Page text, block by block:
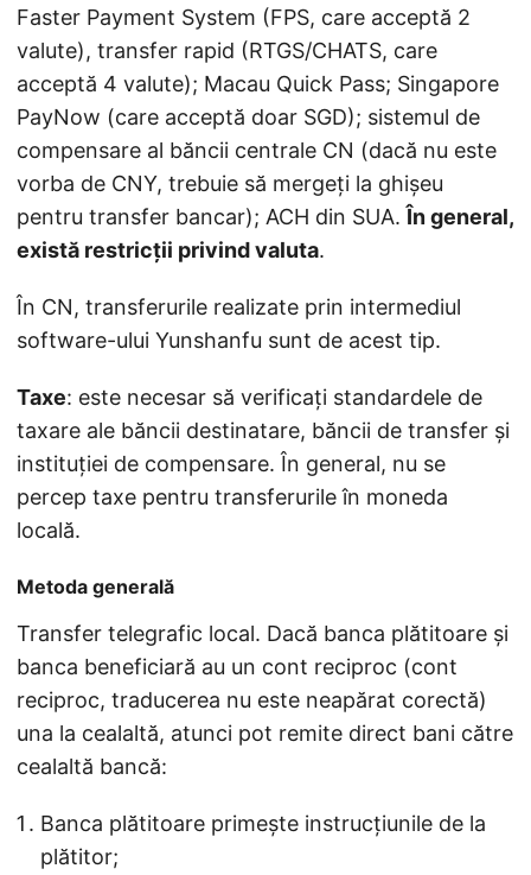
Faster Payment System (FPS, care acceptă 2
valute), transfer rapid (RTGS/CHATS, care
acceptă 4 valute); Macau Quick Pass; Singapore
PayNow (care acceptă doar SGD); sistemul de
compensare al băncii centrale CN (dacă nu este
vorba de CNY, trebuie să mergeți la ghișeu
pentru transfer bancar); ACH din SUA. În general,
există restricții privind valuta.
În CN, transferurile realizate prin intermediul
software-ului Yunshanfu sunt de acest tip.
Taxe: este necesar să verificați standardele de
taxare ale băncii destinatare, băncii de transfer și
instituției de compensare. În general, nu se
percep taxe pentru transferurile în moneda
locală.
Metoda generală
Transfer telegrafic local. Dacă banca plătitoare și
banca beneficiară au un cont reciproc (cont
reciproc, traducerea nu este neapărat corectă)
una la cealaltă, atunci pot remite direct bani către
cealaltă bancă:
Banca plătitoare primește instrucțiunile de la
plătitor;